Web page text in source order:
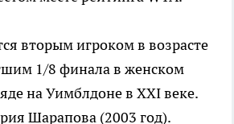
вторым игроком в возрасте
1/8 финала в женском
на Уимблдоне в ХХI веке.
Шарапова (2003 год).